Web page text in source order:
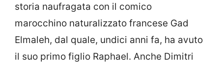
storia naufragata con il comico
marocchino naturalizzato francese Gad
Elmaleh, dal quale, undici anni fa, ha avuto
il suo primo figlio Raphael. Anche Dimitri